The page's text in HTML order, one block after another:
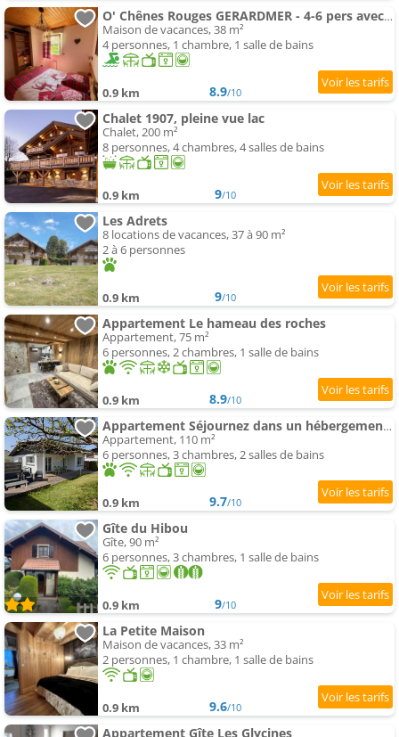
O' Chênes Rouges GERARDMER - 4-6 pers avec terrasse vue lac et montagne
Maison de vacances, 38 m²
4 personnes, 1 chambre, 1 salle de bains
0.9 km 8.9/10
Chalet 1907, pleine vue lac
Chalet, 200 m²
8 personnes, 4 chambres, 4 salles de bains
0.9 km 9/10
Les Adrets
8 locations de vacances, 37 à 90 m²
2 à 6 personnes
0.9 km 9/10
Appartement Le hameau des roches
Appartement, 75 m²
6 personnes, 2 chambres, 1 salle de bains
0.9 km 8.9/10
Appartement Séjournez dans un hébergement spacieux
Appartement, 110 m²
6 personnes, 3 chambres, 2 salles de bains
0.9 km 9.7/10
Gîte du Hibou
Gîte, 90 m²
6 personnes, 3 chambres, 1 salle de bains
0.9 km 9/10
La Petite Maison
Maison de vacances, 33 m²
2 personnes, 1 chambre, 1 salle de bains
0.9 km 9.6/10
Appartement Gîte Les Glycines